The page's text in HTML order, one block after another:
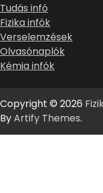
Tudás infó
Fizika infók
Verselemzések
Olvasónaplók
Kémia infók
Copyright © 2026
ByArtify Themes.